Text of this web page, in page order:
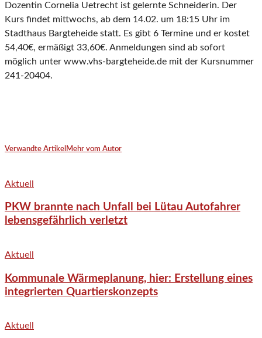
Dozentin Cornelia Uetrecht ist gelernte Schneiderin. Der
Kurs findet mittwochs, ab dem 14.02. um 18:15 Uhr im
Stadthaus Bargteheide statt. Es gibt 6 Termine und er kostet
54,40€, ermäßigt 33,60€. Anmeldungen sind ab sofort
möglich unter www.vhs-bargteheide.de mit der Kursnummer
241-20404.
Verwandte Artikel Mehr vom Autor
Aktuell
PKW brannte nach Unfall bei Lütau Autofahrer
lebensgefährlich verletzt
Aktuell
Kommunale Wärmeplanung, hier: Erstellung eines
integrierten Quartierskonzepts
Aktuell